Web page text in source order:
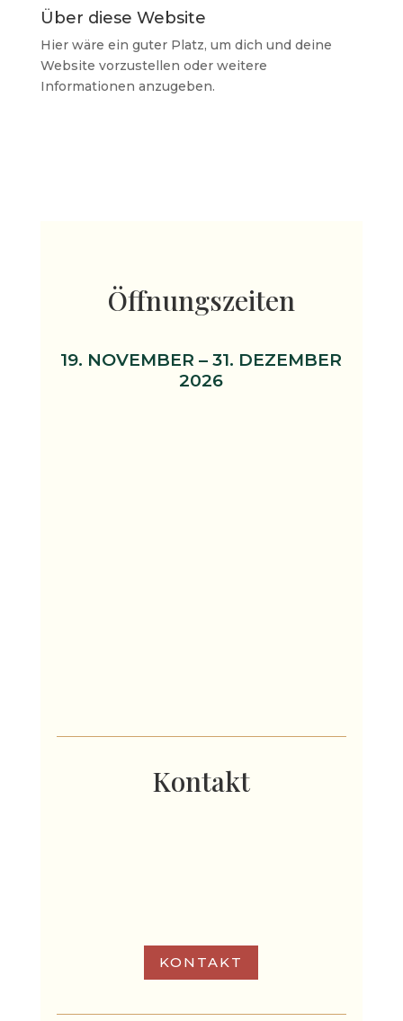
Über diese Website
Hier wäre ein guter Platz, um dich und deine
Website vorzustellen oder weitere
Informationen anzugeben.
Öffnungszeiten
19. NOVEMBER – 31. DEZEMBER
2026
Kontakt
KONTAKT